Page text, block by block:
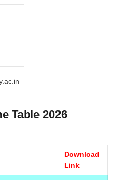
Table 2026
Download
Link